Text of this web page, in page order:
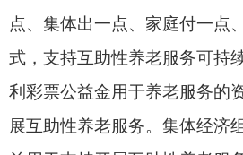
民政部门积极引导互助性养老服务发
服务的单位和个人应当遵守有关法律
年人合法权益。鼓励参与互助性养老
体签订书面协议，明确权利义务、纠